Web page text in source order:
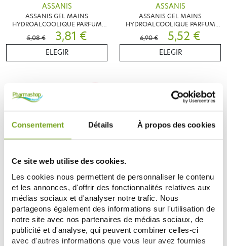
Consentement Détails À propos des cookies
Ce site web utilise des cookies.
Les cookies nous permettent de personnaliser le contenu
et les annonces, d'offrir des fonctionnalités relatives aux
médias sociaux et d'analyser notre trafic. Nous
partageons également des informations sur l'utilisation de
notre site avec nos partenaires de médias sociaux, de
publicité et d'analyse, qui peuvent combiner celles-ci
avec d'autres informations que vous leur avez fournies
ASSANIS
ASSANIS GEL MAINS
HYDROALCOOLIQUE PARFUM
FRAISE DES BOIS
5,08 € 3,81 €
ELEGIR
ASSANIS
ASSANIS GEL MAINS
HYDROALCOOLIQUE PARFUM
FRAMBOISE MENTHE
6,90 € 5,52 €
ELEGIR
ASSANIS
ASSANIS LINGETTES
DESINFECTANTES MULTI-USAGES
X12
2,80 € 2,38 €
AÑADIR A LA CESTA
ASSANIS
ASSANIS LINGETTES
DESINFECTANTES MULTI-USAGES
X25
4,10 €
AÑADIR A LA CESTA